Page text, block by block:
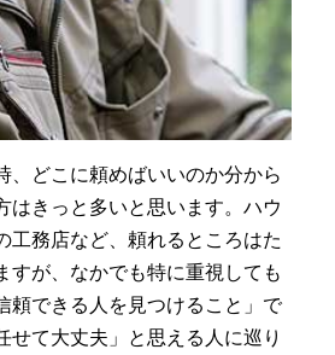
、どこに頼めばいいのか分から
はきっと多いと思います。ハウ
工務店など、頼れるところはた
すが、なかでも特に重視しても
頼できる人を見つけること」で
せて大丈夫」と思える人に巡り